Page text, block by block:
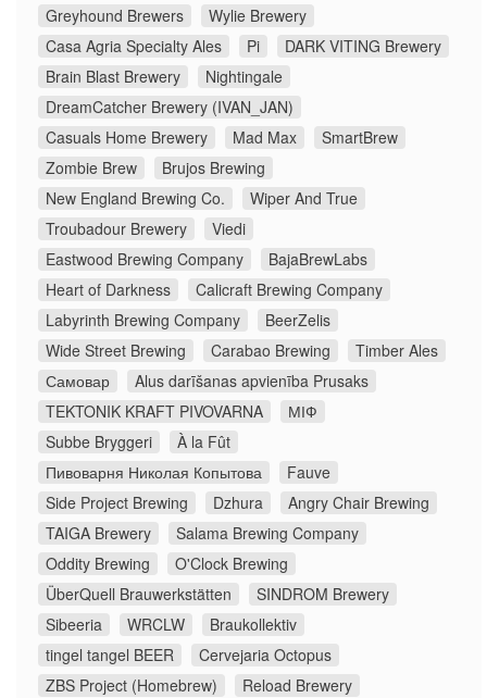
Greyhound Brewers
Wylie Brewery
Casa Agria Specialty Ales
Pi
DARK VITING Brewery
Brain Blast Brewery
Nightingale
DreamCatcher Brewery (IVAN_JAN)
Casuals Home Brewery
Mad Max
SmartBrew
Zombie Brew
Brujos Brewing
New England Brewing Co.
Wiper And True
Troubadour Brewery
Viedi
Eastwood Brewing Company
BajaBrewLabs
Heart of Darkness
Calicraft Brewing Company
Labyrinth Brewing Company
BeerZelis
Wide Street Brewing
Carabao Brewing
Timber Ales
Самовар
Alus darīšanas apvienība Prusaks
TEKTONIK KRAFT PIVOVARNA
МІФ
Subbe Bryggeri
À la Fût
Пивоварня Николая Копытова
Fauve
Side Project Brewing
Dzhura
Angry Chair Brewing
TAIGA Brewery
Salama Brewing Company
Oddity Brewing
O'Clock Brewing
ÜberQuell Brauwerkstätten
SINDROM Brewery
Sibeeria
WRCLW
Braukollektiv
tingel tangel BEER
Cervejaria Octopus
ZBS Project (Homebrew)
Reload Brewery